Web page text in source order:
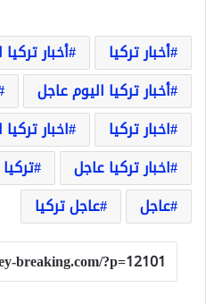
أخبار تركيا
أخبار
أخبار تركيا اليوم عاجل
اخبار تركيا
اخبار
اخبار تركيا عاجل
تركيا
عاجل
عاجل تركيا